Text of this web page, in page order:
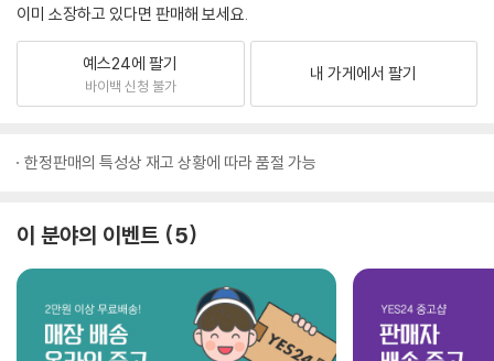
이미 소장하고 있다면 판매해 보세요.
예스24에 팔기
바이백 신청 불가
내 가게에서 팔기
한정판매의 특성상 재고 상황에 따라 품절 가능
이 분야의 이벤트 5